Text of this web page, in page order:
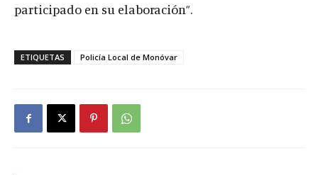
participado en su elaboración”.
ETIQUETAS Policía Local de Monóvar